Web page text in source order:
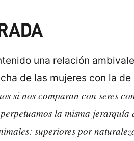
una relación
de las mujeres con la
si nos comparan con seres
la misma
superiores por